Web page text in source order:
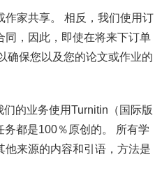
家共享。 相反，我们使用订
同，因此，即使在将来下订单
确保您以及您的论文或作业的
的业务使用Turnitin（国际版
都是100％原创的。 所有学
来源的内容和引语，方法是